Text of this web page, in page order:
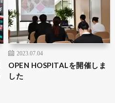
2023.07.04
OPEN HOSPITALを開催しま
した